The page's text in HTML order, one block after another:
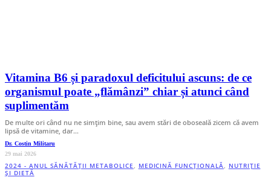
Vitamina B6 și paradoxul deficitului ascuns: de ce
organismul poate „flămânzi” chiar și atunci când
suplimentăm
De multe ori când nu ne simțim bine, sau avem stări de oboseală zicem că avem
lipsă de vitamine, dar…
Dr. Costin Militaru
29 mai 2026
2024 - ANUL SĂNĂTĂȚII METABOLICE MEDICINĂ FUNCȚIONALĂ
NUTRIȚIE
ȘI DIETĂ